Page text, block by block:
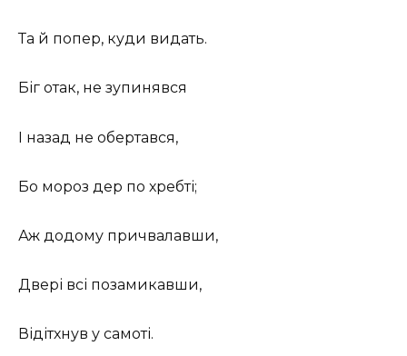
Та й попер, куди видать.
Біг отак, не зупинявся
І назад не обертався,
Бо мороз дер по хребті;
Аж додому причвалавши,
Двері всі позамикавши,
Відітхнув у самоті.